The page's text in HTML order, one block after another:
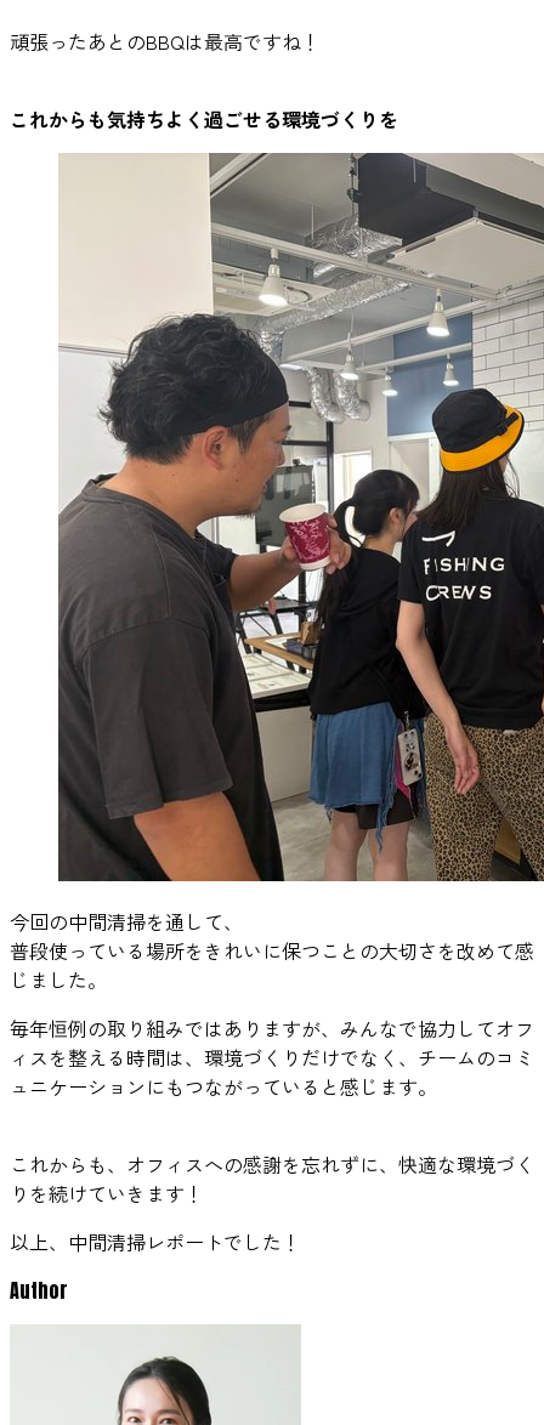
頑張ったあとのBBQは最高ですね！
これからも気持ちよく過ごせる環境づくりを
今回の中間清掃を通して、
普段使っている場所をきれいに保つことの大切さを改めて感
じました。
毎年恒例の取り組みではありますが、みんなで協力してオフ
ィスを整える時間は、環境づくりだけでなく、チームのコミ
ュニケーションにもつながっていると感じます。
これからも、オフィスへの感謝を忘れずに、快適な環境づく
りを続けていきます！
以上、中間清掃レポートでした！
Author